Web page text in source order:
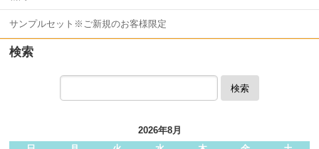
サンプルセット※ご新規のお客様限定
検索
検索
2026年8月